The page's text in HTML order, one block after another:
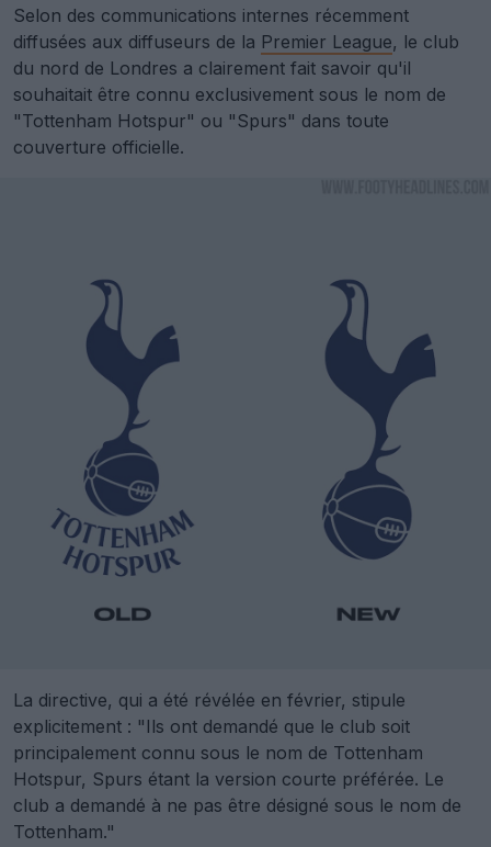
Selon des communications internes récemment
diffusées aux diffuseurs de la Premier League, le club
du nord de Londres a clairement fait savoir qu'il
souhaitait être connu exclusivement sous le nom de
"Tottenham Hotspur" ou "Spurs" dans toute
couverture officielle.
La directive, qui a été révélée en février, stipule
explicitement : "Ils ont demandé que le club soit
principalement connu sous le nom de Tottenham
Hotspur, Spurs étant la version courte préférée. Le
club a demandé à ne pas être désigné sous le nom de
Tottenham."